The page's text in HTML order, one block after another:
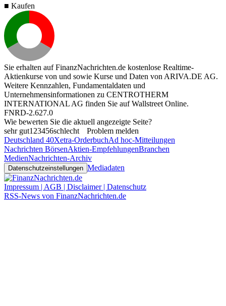
■ Kaufen
Sie erhalten auf FinanzNachrichten.de kostenlose Realtime-
Aktienkurse von und sowie Kurse und Daten von ARIVA.DE AG.
Weitere Kennzahlen, Fundamentaldaten und
Unternehmensinformationen zu CENTROTHERM
INTERNATIONAL AG finden Sie aufWallstreet Online.
FNRD-2.627.0
Wie bewerten Sie die aktuell angezeigte Seite?
sehr gut1 23456schlecht
Problem melden
Deutschland 40Xetra-OrderbuchAd hoc-Mitteilungen
Nachrichten BörsenAktien-EmpfehlungenBranchen
MedienNachrichten-Archiv
Datenschutzeinstellungen Mediadaten
Impressum | AGB | Disclaimer | Datenschutz
RSS-News von FinanzNachrichten.de